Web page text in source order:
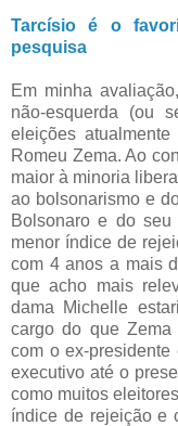
Tarcísio é o
pesquisa
Em minha
não-esquerda (ou
eleições
Romeu Zema. Ao
maior à minoria
ao bolsonarismo e
Bolsonaro e do
menor índice de
com 4 anos a mais
que acho mais
dama Michelle
cargo do que
com o ex-
executivo até o
como muitos
índice de rejeição e